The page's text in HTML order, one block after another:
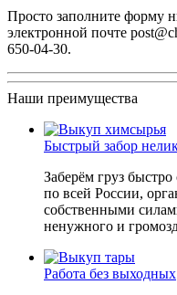
Просто заполните форму
электронной почте
650-04-30.
Наши преимущества
Быстрый забор
Заберём груз
по всей России,
собственными
ненужного и
Работа без выходных